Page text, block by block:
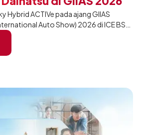
Hybrid ACTIVe pada ajang GIIAS
Auto Show) 2026 di ICE BSD
2 unit Rocky Hybrid yang
sarana inspirasi bagi
gaya hidup yang aktif.